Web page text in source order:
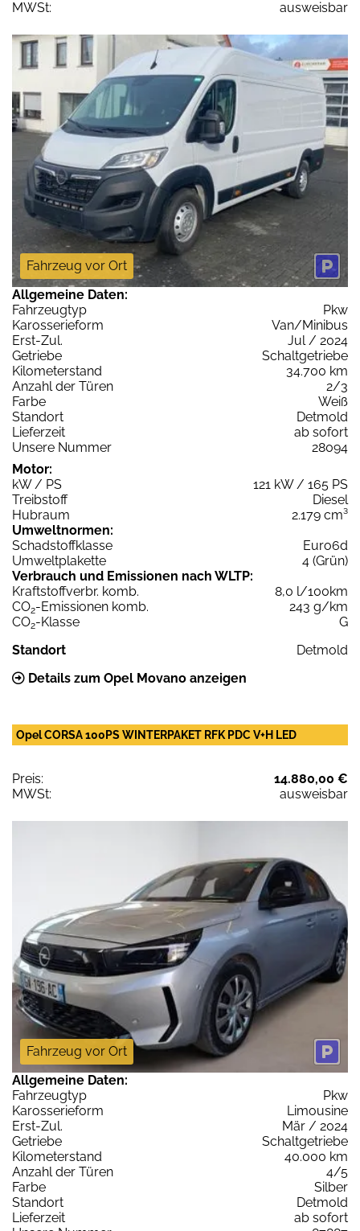
MWSt:
ausweisbar
Fahrzeug vor Ort
Allgemeine Daten:
Fahrzeugtyp
Pkw
Karosserieform
Van/Minibus
Erst-Zul.
Jul / 2024
Getriebe
Schaltgetriebe
Kilometerstand
34.700 km
Anzahl der Türen
2/3
Farbe
Weiß
Standort
Detmold
Lieferzeit
ab sofort
Unsere Nummer
28094
Motor:
kW / PS
121 kW / 165 PS
Treibstoff
Diesel
Hubraum
2.179 cm³
Umweltnormen:
Schadstoffklasse
Euro6d
Umweltplakette
4 (Grün)
Verbrauch und Emissionen nach WLTP:
Kraftstoffverbr. komb.
8,0 l/100km
CO2-Emissionen komb.
243 g/km
CO2-Klasse
G
Standort
Detmold
Details zum Opel Movano anzeigen
Opel CORSA 100PS WINTERPAKET RFK PDC V+H LED
Preis:
14.880,00 €
MWSt:
ausweisbar
Fahrzeug vor Ort
Allgemeine Daten:
Fahrzeugtyp
Pkw
Karosserieform
Limousine
Erst-Zul.
Mär / 2024
Getriebe
Schaltgetriebe
Kilometerstand
40.000 km
Anzahl der Türen
4/5
Farbe
Silber
Standort
Detmold
Lieferzeit
ab sofort